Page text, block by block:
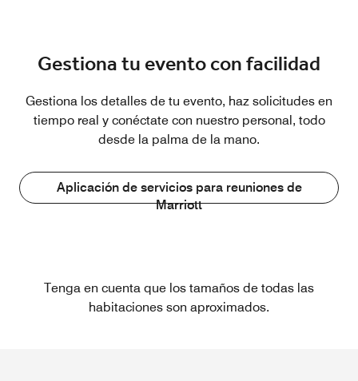
Gestiona tu evento con facilidad
Gestiona los detalles de tu evento, haz solicitudes en
tiempo real y conéctate con nuestro personal, todo
desde la palma de la mano.
Aplicación de servicios para reuniones de
Marriott
Tenga en cuenta que los tamaños de todas las
habitaciones son aproximados.